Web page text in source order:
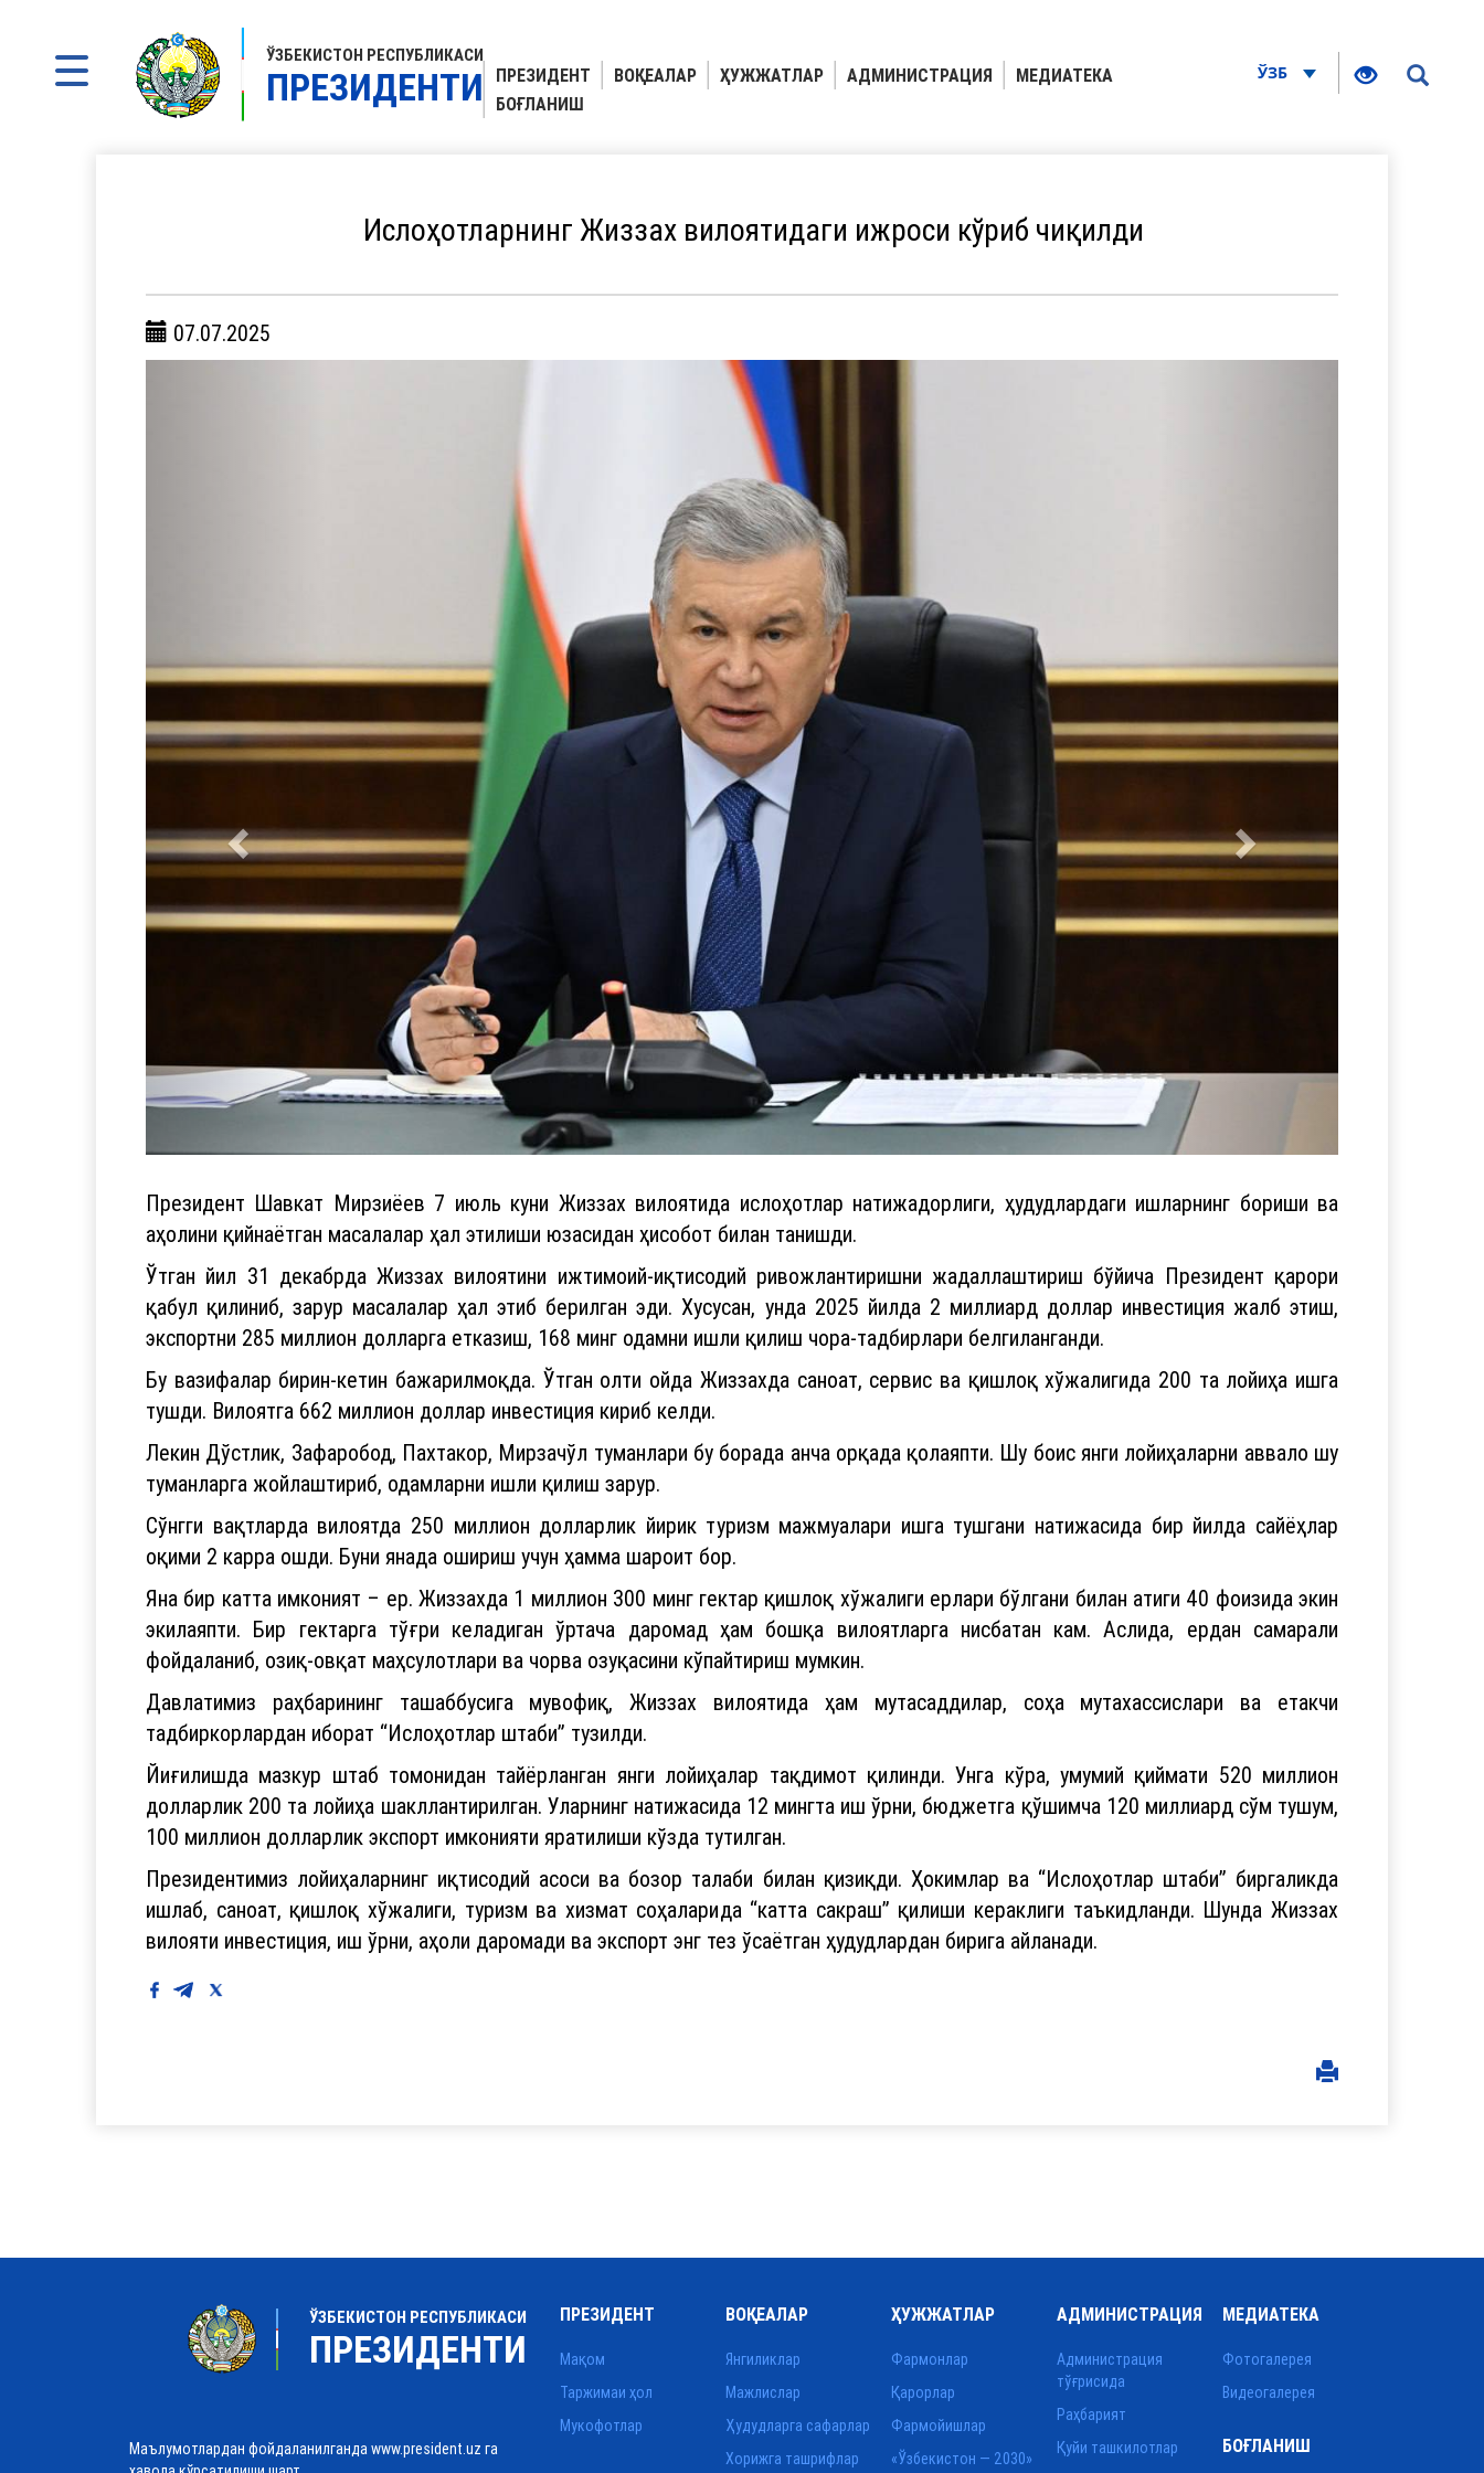
ЎЗБЕКИСТОН РЕСПУБЛИКАСИ
ПРЕЗИДЕНТИ ПРЕЗИДЕНТ ВОҚЕАЛАР ҲУЖЖАТЛАР АДМИНИСТРАЦИЯ
МЕДИАТЕКА
БОҒЛАНИШ
ЎЗБ
Ислоҳотларнинг Жиззах вилоятидаги ижроси кўриб чиқилди
07.07.2025
Президент Шавкат Мирзиёев 7 июль куни Жиззах вилоятида ислоҳотлар натижадорлиги, ҳудудлардаги ишларнинг бориши ва
аҳолини қийнаётган масалалар ҳал этилиши юзасидан ҳисобот билан танишди.
Ўтган йил 31 декабрда Жиззах вилоятини ижтимоий-иқтисодий ривожлантиришни жадаллаштириш бўйича Президент қарори
қабул қилиниб, зарур масалалар ҳал этиб берилган эди. Хусусан, унда 2025 йилда 2 миллиард доллар инвестиция жалб этиш,
экспортни 285 миллион долларга етказиш, 168 минг одамни ишли қилиш чора-тадбирлари белгиланганди.
Бу вазифалар бирин-кетин бажарилмоқда. Ўтган олти ойда Жиззахда саноат, сервис ва қишлоқ хўжалигида 200 та лойиҳа ишга
тушди. Вилоятга 662 миллион доллар инвестиция кириб келди.
Лекин Дўстлик, Зафаробод, Пахтакор, Мирзачўл туманлари бу борада анча орқада қолаяпти. Шу боис янги лойиҳаларни аввало шу
туманларга жойлаштириб, одамларни ишли қилиш зарур.
Сўнгги вақтларда вилоятда 250 миллион долларлик йирик туризм мажмуалари ишга тушгани натижасида бир йилда сайёҳлар
оқими 2 карра ошди. Буни янада ошириш учун ҳамма шароит бор.
Яна бир катта имконият – ер. Жиззахда 1 миллион 300 минг гектар қишлоқ хўжалиги ерлари бўлгани билан атиги 40 фоизида экин
экилаяпти. Бир гектарга тўғри келадиган ўртача даромад ҳам бошқа вилоятларга нисбатан кам. Аслида, ердан самарали
фойдаланиб, озиқ-овқат маҳсулотлари ва чорва озуқасини кўпайтириш мумкин.
Давлатимиз раҳбарининг ташаббусига мувофиқ, Жиззах вилоятида ҳам мутасаддилар, соҳа мутахассислари ва етакчи
тадбиркорлардан иборат “Ислоҳотлар штаби” тузилди.
Йиғилишда мазкур штаб томонидан тайёрланган янги лойиҳалар тақдимот қилинди. Унга кўра, умумий қиймати 520 миллион
долларлик 200 та лойиҳа шакллантирилган. Уларнинг натижасида 12 мингта иш ўрни, бюджетга қўшимча 120 миллиард сўм тушум,
100 миллион долларлик экспорт имконияти яратилиши кўзда тутилган.
Президентимиз лойиҳаларнинг иқтисодий асоси ва бозор талаби билан қизиқди. Ҳокимлар ва “Ислоҳотлар штаби” биргаликда
ишлаб, саноат, қишлоқ хўжалиги, туризм ва хизмат соҳаларида “катта сакраш” қилиши кераклиги таъкидланди. Шунда Жиззах
вилояти инвестиция, иш ўрни, аҳоли даромади ва экспорт энг тез ўсаётган ҳудудлардан бирига айланади.
ЎЗБЕКИСТОН РЕСПУБЛИКАСИ
ПРЕЗИДЕНТИ
Маълумотлардан фойдаланилганда www.president.uz га
ПРЕЗИДЕНТ
Мақом
Таржимаи ҳол
Мукофотлар
ВОҚЕАЛАР
Янгиликлар
Мажлислар
Ҳудудларга сафарлар
Хорижга ташрифлар
ҲУЖЖАТЛАР
Фармонлар
Қарорлар
Фармойишлар
«Ўзбекистон — 2030»
АДМИНИСТРАЦИЯ
Администрация
тўғрисида
Раҳбарият
Қуйи ташкилотлар
МЕДИАТЕКА
Фотогалерея
Видеогалерея
БОҒЛАНИШ